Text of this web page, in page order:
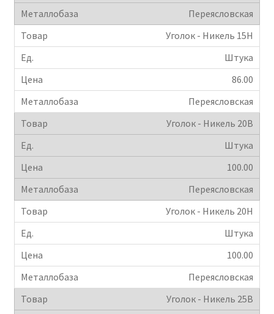
Переясловская
Уголок - Никель 15H
Штука
86.00
Переясловская
Уголок - Никель 20B
Штука
100.00
Переясловская
Уголок - Никель 20Н
Штука
100.00
Переясловская
Уголок - Никель 25B